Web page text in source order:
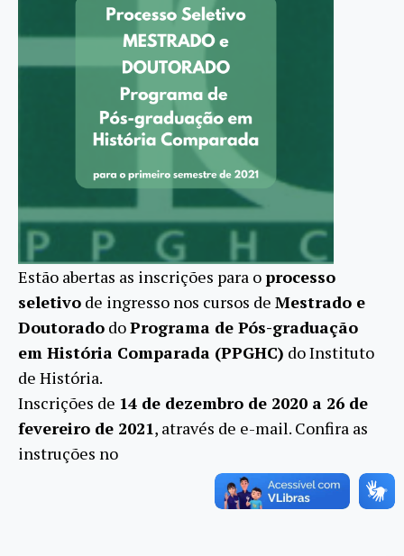
Estão abertas as inscrições para oprocesso
seletivo de ingresso nos cursos de Mestrado e
Doutorado doPrograma de Pós-graduação
em História Comparada (PPGHC) do Instituto
de História.
Inscrições de 14 de dezembro de 2020 a 26 de
fevereiro de 2021, através de e-mail. Confira as
instruções no